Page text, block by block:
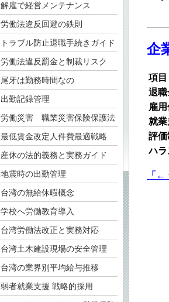
解雇で経営メンテナンス
労働法違反回避の鉄則
トラブル防止退職手続きガイド
労働法違反罰金と制裁リスク
尾牙は勤務時間なの
出勤記録管理
労働災害 職業災害保険保護法
最低賃金改定人件費最適戦略
産休の法的義務と実務ガイド
地震時の出勤管理
台湾の無給休暇概念
学校へ労働教育導入
台湾労働法改正と実務対応
台湾土木建設現場の安全管理
台湾の業界別平均給与推移
弱者就業支援 戦略的採用
企
項目
退
雇
就
評価
ハ
「←